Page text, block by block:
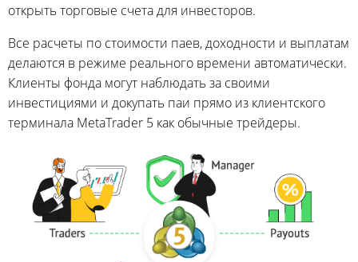
открыть торговые счета для инвесторов.
Все расчеты по стоимости паев, доходности и выплатам
делаются в режиме реального времени автоматически.
Клиенты фонда могут наблюдать за своими
инвестициями и докупать паи прямо из клиентского
терминала MetaTrader 5 как обычные трейдеры.